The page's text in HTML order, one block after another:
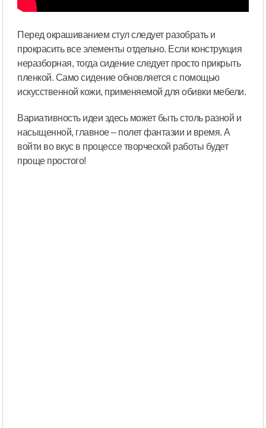
Перед окрашиванием стул следует разобрать и
прокрасить все элементы отдельно. Если конструкция
неразборная, тогда сидение следует просто прикрыть
пленкой. Само сидение обновляется с помощью
искусственной кожи, применяемой для обивки мебели.
Вариативность идеи здесь может быть столь разной и
насыщенной, главное – полет фантазии и время. А
войти во вкус в процессе творческой работы будет
проще простого!